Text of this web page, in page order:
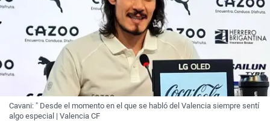
Cavani: " Desde el momento en el que se habló del Valencia siempre sentí
algo especial | Valencia CF